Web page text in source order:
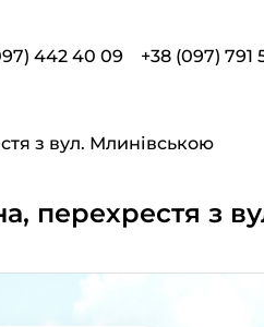
442 40 09 +38 (097) 791
з вул. Млинівською
перехрестя з